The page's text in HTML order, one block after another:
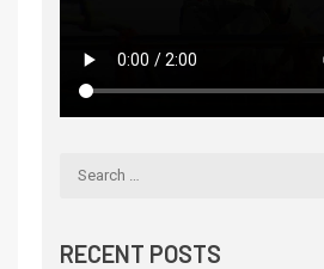
RECENT POSTS